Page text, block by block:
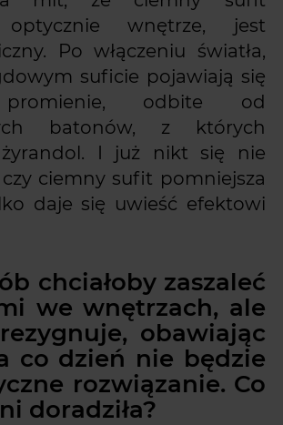
optycznie wnętrze, jest
Po włączeniu światła,
suficie pojawiają się
odbite od
batonów, z których
żyrandol. I już nikt się nie
ciemny sufit pomniejsza
daje się uwieść efektowi
chciałoby zaszaleć
we wnętrzach, ale
obawiając
co dzień nie będzie
rozwiązanie. Co
doradziła?